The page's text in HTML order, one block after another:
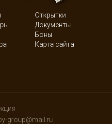
Открытки
Документы
Боны
Карта сайта
group@mail.ru